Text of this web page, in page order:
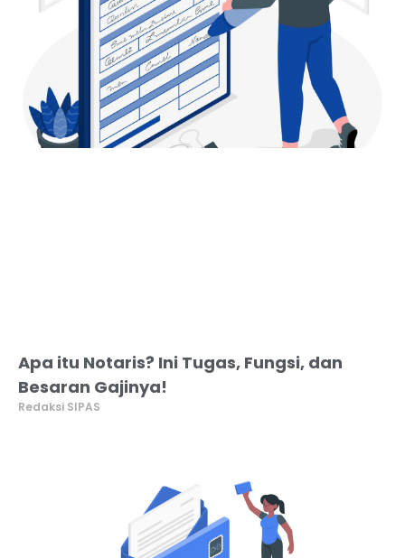
Apa itu Notaris? Ini Tugas, Fungsi, dan
Besaran Gajinya!
Redaksi SIPAS